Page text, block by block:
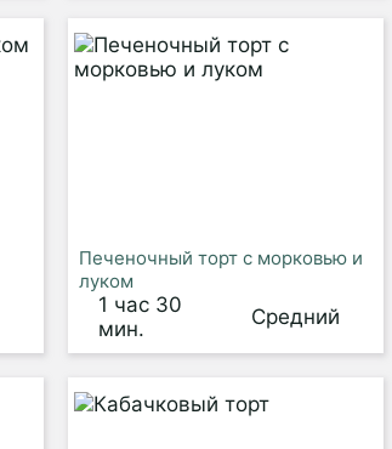
Печеночный торт с морковью и
луком
1 час 30
мин.
Средний